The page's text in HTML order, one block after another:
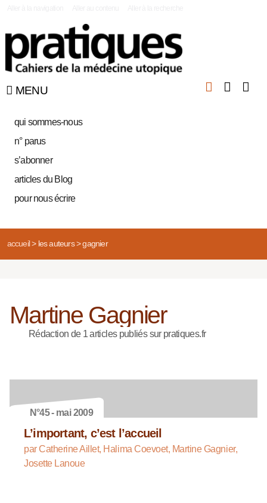
MENU
qui sommes-nous
n° parus
s’abonner
articles du Blog
pour nous écrire
accueil> les auteurs> gagnier
Martine Gagnier
Rédaction de 1 articles publiés sur pratiques.fr
N°45 - mai 2009
L’important, c’est l’accueil
par Catherine Aillet, Halima Coevoet, Martine Gagnier,
Josette Lanoue